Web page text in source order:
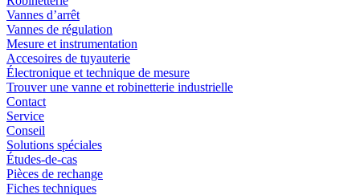
Vannes d’arrêt
Vannes de régulation
Mesure et instrumentation
Accesoires de tuyauterie
Électronique et technique de mesure
Trouver une vanne et robinetterie industrielle
Contact
Service
Conseil
Solutions spéciales
Études-de-cas
Pièces de rechange
Fiches techniques